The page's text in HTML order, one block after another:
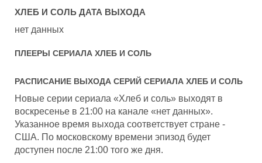
ХЛЕБ И СОЛЬДАТА ВЫХОДА
нет данных
ПЛЕЕРЫ СЕРИАЛА ХЛЕБ И СОЛЬ
РАСПИСАНИЕ ВЫХОДА СЕРИЙ СЕРИАЛА ХЛЕБ И СОЛЬ
Новые серии сериала «Хлеб и соль» выходят в
воскресенье в 21:00 на канале «нет данных».
Указанное время выхода соответствует стране -
США. По московскому времени эпизод будет
доступен после 21:00 того же дня.